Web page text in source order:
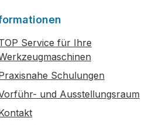
Service für Ihre
Schulungen
und Ausstellungsraum